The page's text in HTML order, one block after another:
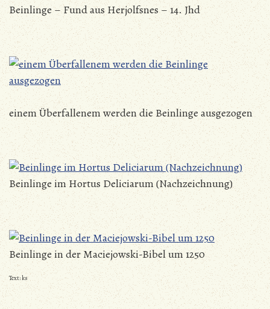
Beinlinge – Fund aus Herjolfsnes – 14. Jhd
einem Überfallenem werden die Beinlinge ausgezogen
Beinlinge im Hortus Deliciarum (Nachzeichnung)
Beinlinge in der Maciejowski-Bibel um 1250
Text: ks